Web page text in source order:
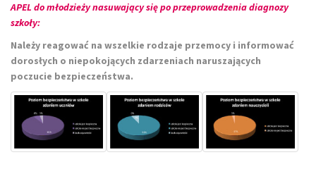
APEL do młodzieży nasuwający się po przeprowadzenia diagnozy
szkoły:
Należy reagować na wszelkie rodzaje przemocy i informować
dorosłych o niepokojących zdarzeniach naruszających
poczucie bezpieczeństwa.